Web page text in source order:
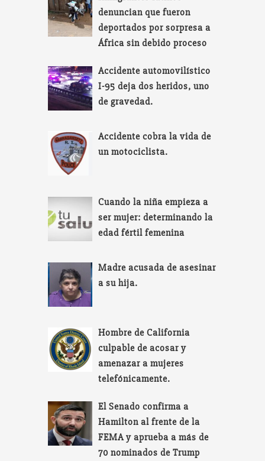
denuncian que fueron
deportados por sorpresa a
África sin debido proceso
Accidente automovilístico
I-95 deja dos heridos, uno
de gravedad.
Accidente cobra la vida de
un motociclista.
Cuando la niña empieza a
ser mujer: determinando la
edad fértil femenina
Madre acusada de asesinar
a su hija.
Hombre de California
culpable de acosar y
amenazar a mujeres
telefónicamente.
El Senado confirma a
Hamilton al frente de la
FEMA y aprueba a más de
70 nominados de Trump